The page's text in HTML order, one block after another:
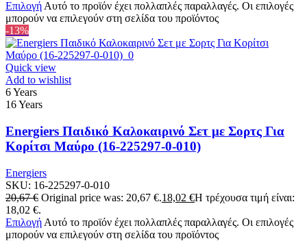
Επιλογή Αυτό το προϊόν έχει πολλαπλές παραλλαγές. Οι επιλογές
μπορούν να επιλεγούν στη σελίδα του προϊόντος
-13%
Quick view
Add to wishlist
6 Years
16 Years
Energiers Παιδικό Καλοκαιρινό Σετ με Σορτς Για
Κορίτσι Μαύρο (16-225297-0-010)
Energiers
SKU: 16-225297-0-010
20,67€ Original price was: 20,67 €.18,02 €Η τρέχουσα τιμή είναι:
18,02 €.
Επιλογή Αυτό το προϊόν έχει πολλαπλές παραλλαγές. Οι επιλογές
μπορούν να επιλεγούν στη σελίδα του προϊόντος